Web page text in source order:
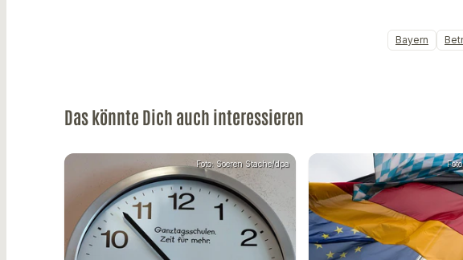
Bayern
Das könnte Dich auch interessieren
Foto: Soeren Stache/dpa